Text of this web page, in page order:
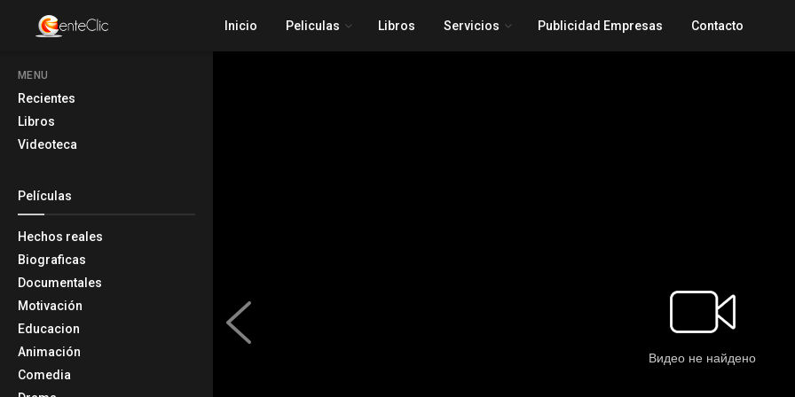
MENU
Recientes
Libros
Videoteca
Películas
Hechos reales
Biograficas
Documentales
Motivación
Educacion
Animación
Comedia
Inicio Peliculas Libros Servicios Publicidad Empresas Contacto